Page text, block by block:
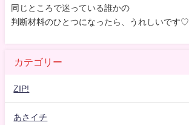
同じところで迷っている誰かの
判断材料のひとつになったら、うれしいです♡
カテゴリー
ZIP!
あさイチ